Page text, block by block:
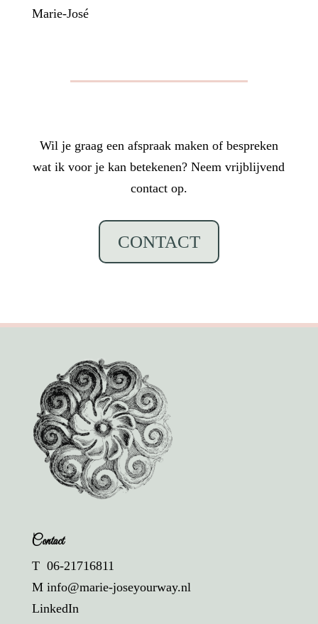
Marie-José
Wil je graag een afspraak maken of bespreken
wat ik voor je kan betekenen? Neem vrijblijvend
contact op.
CONTACT
Contact
T 06-21716811
M info@marie-joseyourway.nl
LinkedIn